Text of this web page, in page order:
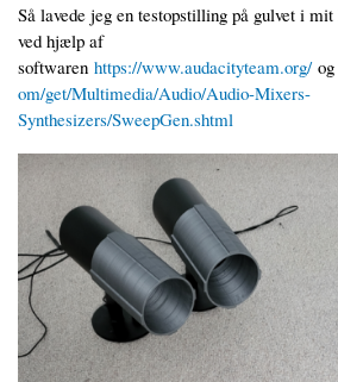
Så lavede jeg en testopstilling på gulvet i
ved hjælp af
softwaren https://www.audacityteam.org/og
om/get/Multimedia/Audio/Audio-Mixers-
Synthesizers/SweepGen.shtml